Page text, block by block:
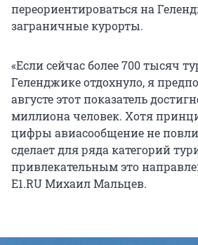
переориентироваться на
заграничные курорты.
«Если сейчас более 700 тысяч
Геленджике отдохнуло, я
августе этот показатель
миллиона человек. Хотя
цифры авиасообщение не
сделает для ряда категорий
привлекательным это
E1.RU Михаил Мальцев.